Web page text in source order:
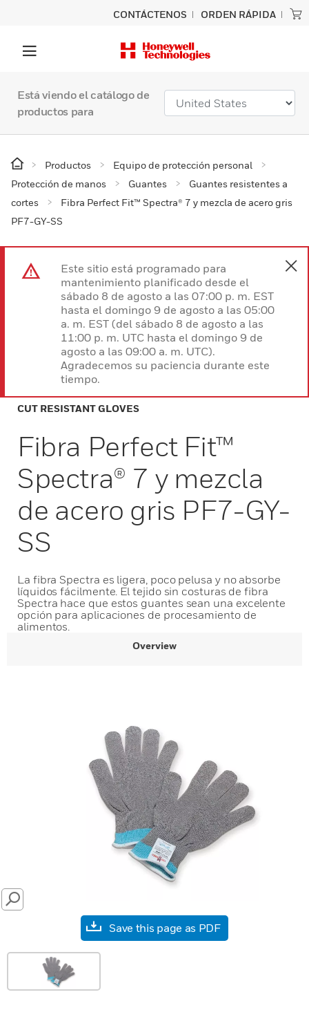
CONTÁCTENOS ORDEN RÁPIDA
Está viendo el catálogo de
productos para
Productos
Equipo de protección personal
Protección de manos
Guantes
Guantes resistentes a
cortes
Fibra Perfect Fit™ Spectra® 7 y mezcla de acero gris
PF7-GY-SS
Este sitio está programado para
mantenimiento planificado desde el
sábado 8 de agosto a las 07:00 p. m. EST
hasta el domingo 9 de agosto a las 05:00
a. m. EST (del sábado 8 de agosto a las
11:00 p. m. UTC hasta el domingo 9 de
agosto a las 09:00 a. m. UTC).
Agradecemos su paciencia durante este
tiempo.
CUT RESISTANT GLOVES
Fibra Perfect Fit™
Spectra® 7 y mezcla
de acero gris PF7-GY-
SS
La fibra Spectra es ligera, poco pelusa y no absorbe
líquidos fácilmente. El tejido sin costuras de fibra
Spectra hace que estos guantes sean una excelente
opción para aplicaciones de procesamiento de
alimentos.
Overview
SEARCH
Save this page as PDF